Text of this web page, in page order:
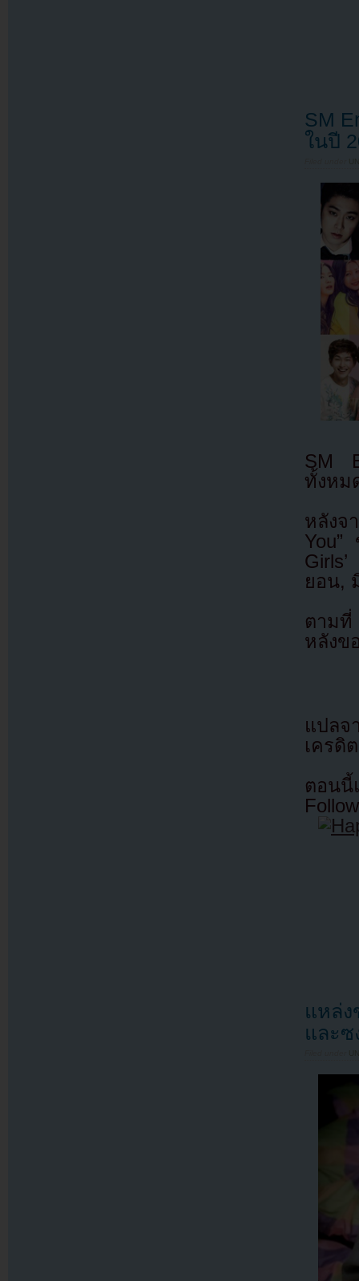
SM
ในปี
SM
ทั้งหม
หลังจ
ยอน,
ตามที่
หลังข
แปล
เครดิ
ตอนนี้
แหล่ง
และซ